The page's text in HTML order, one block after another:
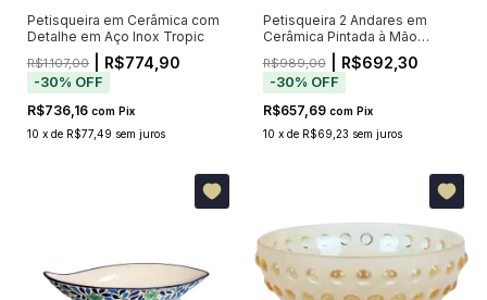
Petisqueira em Cerâmica com
Detalhe em Aço Inox Tropic
R$1.107,00 | R$774,90
-30% OFF
R$736,16 com Pix
10 x de R$77,49 sem juros
Petisqueira 2 Andares em
Cerâmica Pintada à Mão
R$989,00| R$692,30
-30% OFF
R$657,69 com Pix
10 x de R$69,23 sem juros